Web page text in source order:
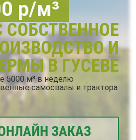
р/м³
СОБСТВЕННОЕ
И
В ГУСЕВЕ
5000 м³ в неделю
самосвалы и трактора
ЗАКАЗ